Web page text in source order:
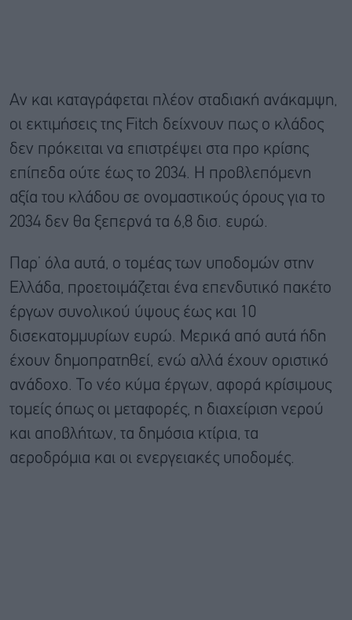
Αν και καταγράφεται πλέον σταδιακή ανάκαμψη,
οι εκτιμήσεις της Fitch δείχνουν πως ο κλάδος
δεν πρόκειται να επιστρέψει στα προ κρίσης
επίπεδα ούτε έως το 2034. Η προβλεπόμενη
αξία του κλάδου σε ονομαστικούς όρους για το
2034 δεν θα ξεπερνά τα 6,8 δισ. ευρώ.
Παρ’ όλα αυτά, ο τομέας των υποδομών στην
Ελλάδα, προετοιμάζεται ένα επενδυτικό πακέτο
έργων συνολικού ύψους έως και 10
δισεκατομμυρίων ευρώ. Μερικά από αυτά ήδη
έχουν δημοπρατηθεί, ενώ αλλά έχουν οριστικό
ανάδοχο. Το νέο κύμα έργων, αφορά κρίσιμους
τομείς όπως οι μεταφορές, η διαχείριση νερού
και αποβλήτων, τα δημόσια κτίρια, τα
αεροδρόμια και οι ενεργειακές υποδομές.